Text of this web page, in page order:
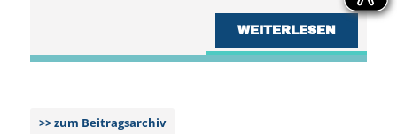
WEITERLESEN
zum Beitragsarchiv